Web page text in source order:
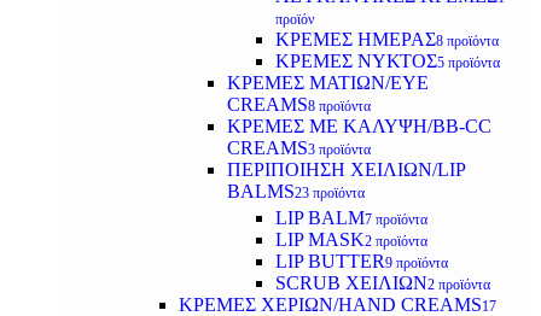
προϊόν
ΚΡΕΜΕΣ ΗΜΕΡΑΣ8 προϊόντα
ΚΡΕΜΕΣ ΝΥΚΤΟΣ5 προϊόντα
ΚΡΕΜΕΣ ΜΑΤΙΩΝ/EYE
CREAMS8 προϊόντα
ΚΡΕΜΕΣ ΜΕ ΚΑΛΥΨΗ/BB-CC
CREAMS3 προϊόντα
ΠΕΡΙΠΟΙΗΣΗ ΧΕΙΛΙΩΝ/LIP
BALMS23 προϊόντα
LIP BALM7 προϊόντα
LIP MASK2 προϊόντα
LIP BUTTER9 προϊόντα
SCRUB ΧΕΙΛΙΩΝ2 προϊόντα
ΚΡΕΜΕΣ ΧΕΡΙΩΝ/HAND CREAMS17